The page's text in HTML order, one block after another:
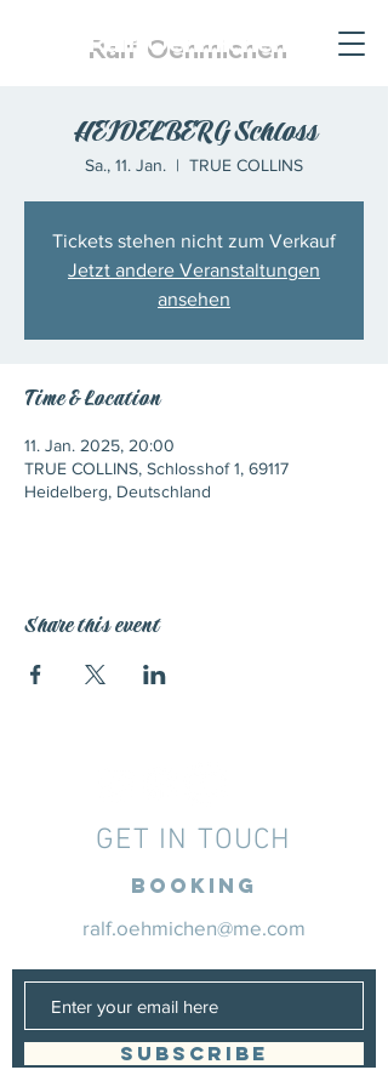
Ralf Oehmichen
HEIDELBERG Schloss
Sa., 11. Jan.
  |
TRUE COLLINS
Tickets stehen nicht zum Verkauf
Jetzt andere Veranstaltungen
ansehen
Time & Location
11. Jan. 2025, 20:00
TRUE COLLINS, Schlosshof 1, 69117
Heidelberg, Deutschland
Share this event
GET IN TOUCH
Booking
ralf.oehmichen@me.com
SUBSCRIBE